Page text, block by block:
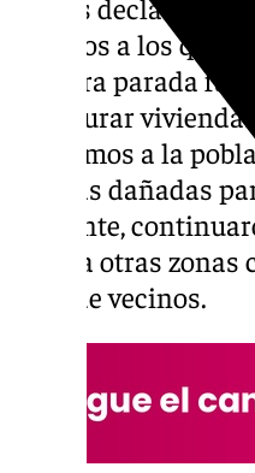
desafíos a los que
primera parada
y asegurar
ayudamos a la
puertas dañadas
siguiente,
tarde a otras
paso de vecinos.